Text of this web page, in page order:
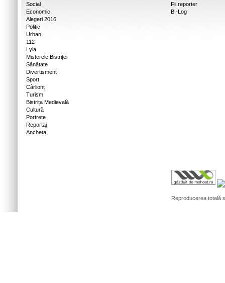
Social
Economic
Alegeri 2016
Politic
Urban
112
Lyla
Misterele Bistriței
Sănătate
Divertisment
Sport
Cârlionț
Turism
Bistrița Medievală
Cultură
Portrete
Reportaj
Ancheta
Fii reporter
B.-Log
Reproducerea totală